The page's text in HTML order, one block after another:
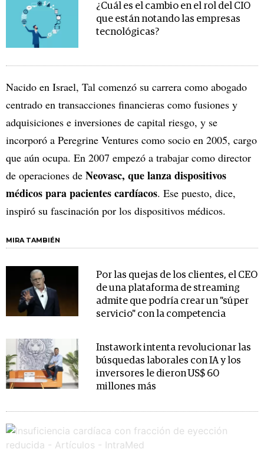
¿Cuál es el cambio en el rol del CIO
que están notando las empresas
tecnológicas?
Nacido en Israel, Tal comenzó su carrera como abogado
centrado en transacciones financieras como fusiones y
adquisiciones e inversiones de capital riesgo, y se
incorporó a Peregrine Ventures como socio en 2005, cargo
que aún ocupa. En 2007 empezó a trabajar como director
de operaciones de Neovasc, que lanza dispositivos
médicos para pacientes cardíacos. Ese puesto, dice,
inspiró su fascinación por los dispositivos médicos.
MIRA TAMBIÉN
Por las quejas de los clientes, el CEO
de una plataforma de streaming
admite que podría crear un "súper
servicio" con la competencia
Instawork intenta revolucionar las
búsquedas laborales con IA y los
inversores le dieron US$ 60
millones más